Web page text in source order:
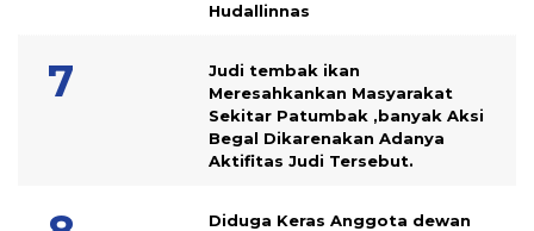
Hudallinnas
Judi tembak ikan
Meresahkankan Masyarakat
Sekitar Patumbak ,banyak Aksi
Begal Dikarenakan Adanya
Aktifitas Judi Tersebut.
Diduga Keras Anggota dewan